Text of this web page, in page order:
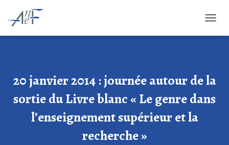
U
/
E
20 janvier 2014 : journée autour de la
sortie du Livre blanc « Le genre dans
l’enseignement supérieur et la
recherche »